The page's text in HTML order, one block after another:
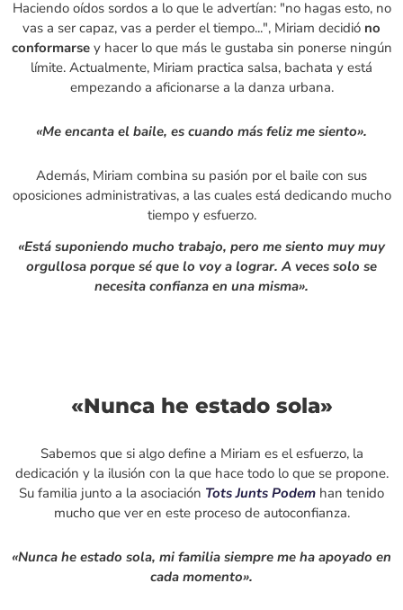
Haciendo oídos sordos a lo que le advertían: "no hagas esto, no
vas a ser capaz, vas a perder el tiempo...", Miriam decidió no
conformarsey hacer lo que más le gustaba sin ponerse ningún
límite. Actualmente, Miriam practica salsa, bachata y está
empezando a aficionarse a la danza urbana.
«Me encanta el baile, es cuando más feliz me siento».
Además, Miriam combina su pasión por el baile con sus
oposiciones administrativas, a las cuales está dedicando mucho
tiempo y esfuerzo.
«Está suponiendo mucho trabajo, pero me siento muy muy
orgullosa porque sé que lo voy a lograr. A veces solo se
necesita confianza en una misma».
«Nunca he estado sola»
Sabemos que si algo define a Miriam es el esfuerzo, la
dedicación y la ilusión con la que hace todo lo que se propone.
Su familia junto a la asociación Tots Junts Podem han tenido
mucho que ver en este proceso de autoconfianza.
«Nunca he estado sola, mi familia siempre me ha apoyado en
cada momento».